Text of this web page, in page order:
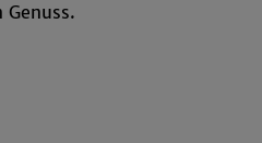
Curry Kracher nicht
auch zu einem